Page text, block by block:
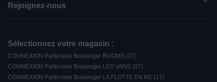
Rejoignez-nous
Sélectionnez votre magasin :
CONNEXION Partenaire Boulanger RUOMS (07)
CONNEXION Partenaire Boulanger LES VANS (07)
CONNEXION Partenaire Boulanger LA FLOTTE EN RE (17)